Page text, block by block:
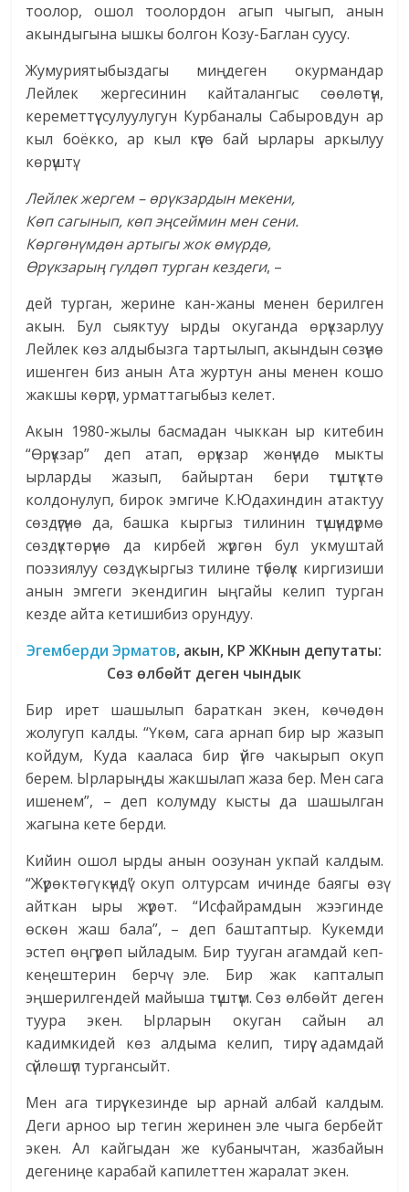
тоолор, ошол тоолордон агып чыгып, анын
акындыгына ышкы болгон Козу-Баглан суусу.
Жумуриятыбыздагы миңдеген окурмандар
Лейлек жергесинин кайталангыс сөөлөтүн,
кереметтүү сулуулугун Курбаналы Сабыровдун ар
кыл боёкко, ар кыл күүгө бай ырлары аркылуу
көрүштү.
Лейлек жергем – өрүкзардын мекени,
Көп сагынып, көп эңсеймин мен сени.
Көргөнүмдөн артыгы жок өмүрдө,
Өрүкзарың гүлдөп турган кездеги, –
дей турган, жерине кан-жаны менен берилген
акын. Бул сыяктуу ырды окуганда өрүкзарлуу
Лейлек көз алдыбызга тартылып, акындын сөзүнө
ишенген биз анын Ата журтун аны менен кошо
жакшы көрүп, урматтагыбыз келет.
Акын 1980-жылы басмадан чыккан ыр китебин
“Өрүкзар” деп атап, өрүкзар жөнүндө мыкты
ырларды жазып, байыртан бери түштүктө
колдонулуп, бирок эмгиче К.Юдахиндин атактуу
сөздүгүнө да, башка кыргыз тилинин түшүндүрмө
сөздүктөрүнө да кирбей жүргөн бул укмуштай
поэзиялуу сөздү кыргыз тилине түбөлүк киргизиши
анын эмгеги экендигин ыңгайы келип турган
кезде айта кетишибиз орундуу.
Эгемберди Эрматов, акын, КР ЖКнын депутаты:
Сөз өлбөйт деген чындык
Бир ирет шашылып бараткан экен, көчөдөн
жолугуп калды. “Үкөм, сага арнап бир ыр жазып
койдум, Куда кааласа бир үйгө чакырып окуп
берем. Ырларыңды жакшылап жаза бер. Мен сага
ишенем”, – деп колумду кысты да шашылган
жагына кете берди.
Кийин ошол ырды анын оозунан укпай калдым.
“Жүрөктөгү күндү” окуп олтурсам ичинде баягы өзү
айткан ыры жүрөт. “Исфайрамдын жээгинде
өскөн жаш бала”, – деп баштаптыр. Кукемди
эстеп өңгүрөп ыйладым. Бир тууган агамдай кеп-
кеңештерин берчү эле. Бир жак капталып
эңшерилгендей майыша түштүм. Сөз өлбөйт деген
туура экен. Ырларын окуган сайын ал
кадимкидей көз алдыма келип, тирүү адамдай
сүйлөшүп тургансыйт.
Мен ага тирүү кезинде ыр арнай албай калдым.
Деги арноо ыр тегин жеринен эле чыга бербейт
экен. Ал кайгыдан же кубанычтан, жазбайын
дегениңе карабай капилеттен жаралат экен.